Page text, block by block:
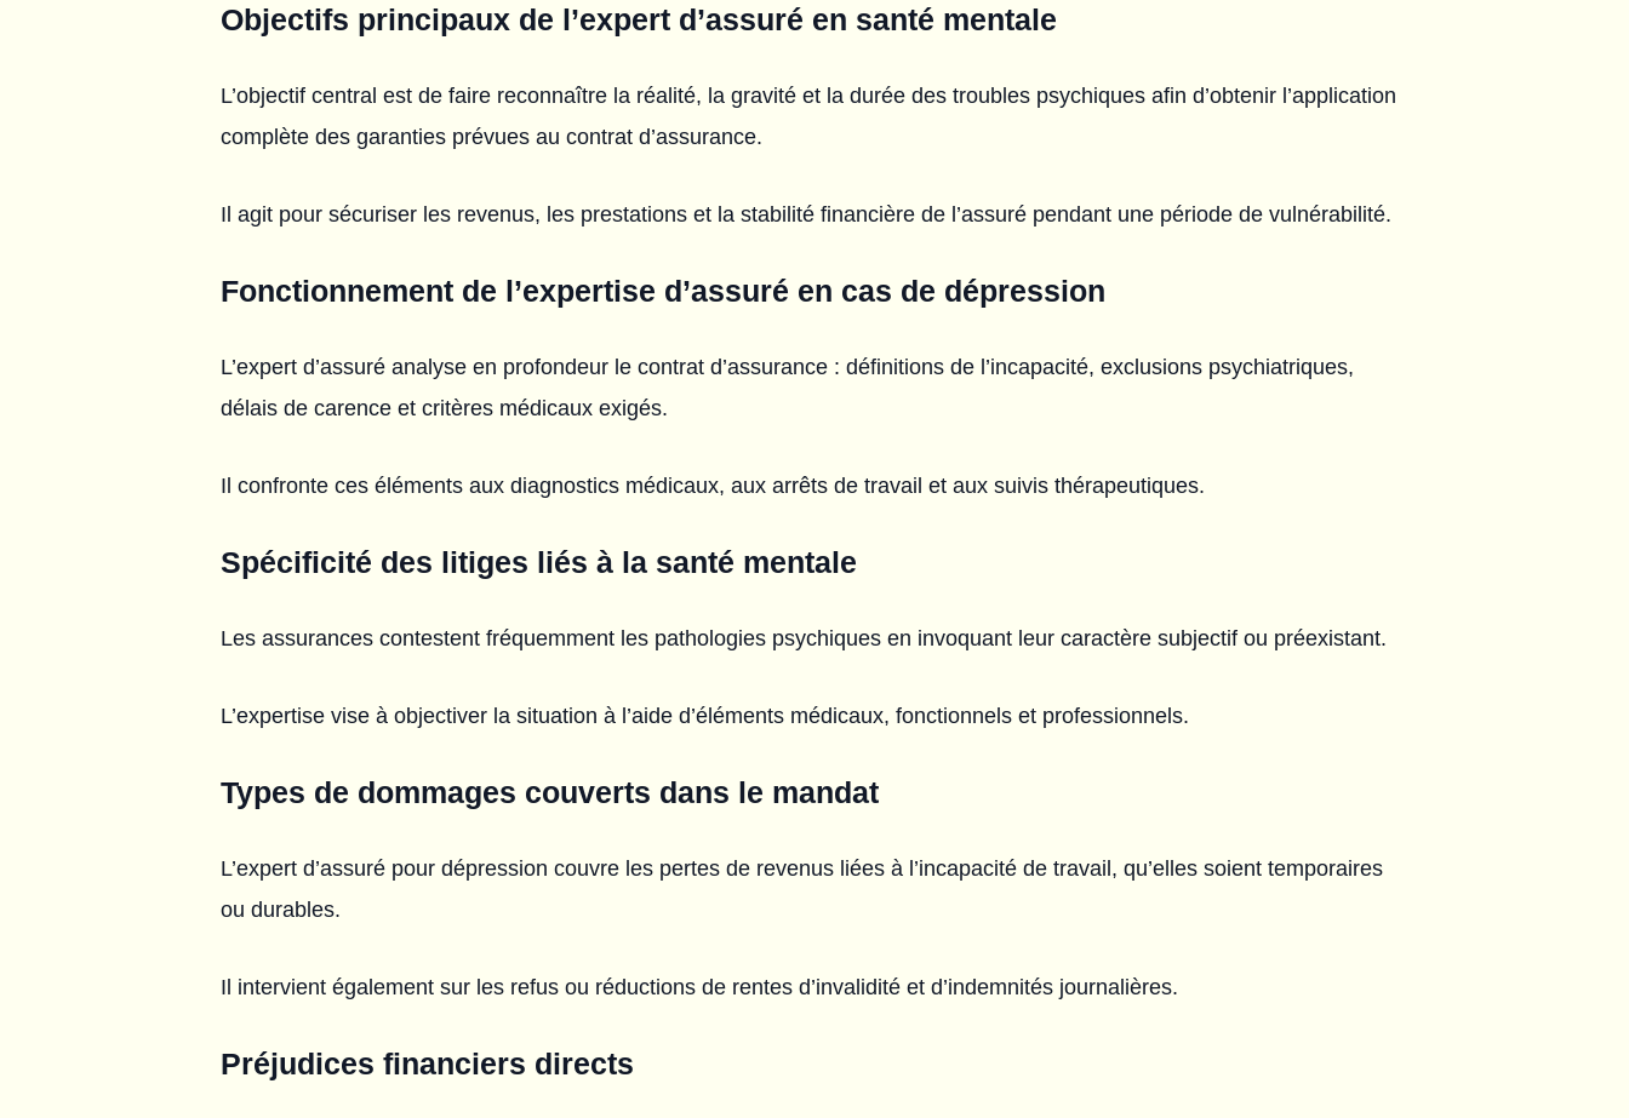
Objectifs principaux de l’expert d’assuré en santé mentale
L’objectif central est de faire reconnaître la réalité, la gravité et la durée des troubles psychiques afin d’obtenir l’application
complète des garanties prévues au contrat d’assurance.
Il agit pour sécuriser les revenus, les prestations et la stabilité financière de l’assuré pendant une période de vulnérabilité.
Fonctionnement de l’expertise d’assuré en cas de dépression
L’expert d’assuré analyse en profondeur le contrat d’assurance : définitions de l’incapacité, exclusions psychiatriques,
délais de carence et critères médicaux exigés.
Il confronte ces éléments aux diagnostics médicaux, aux arrêts de travail et aux suivis thérapeutiques.
Spécificité des litiges liés à la santé mentale
Les assurances contestent fréquemment les pathologies psychiques en invoquant leur caractère subjectif ou préexistant.
L’expertise vise à objectiver la situation à l’aide d’éléments médicaux, fonctionnels et professionnels.
Types de dommages couverts dans le mandat
L’expert d’assuré pour dépression couvre les pertes de revenus liées à l’incapacité de travail, qu’elles soient temporaires
ou durables.
Il intervient également sur les refus ou réductions de rentes d’invalidité et d’indemnités journalières.
Préjudices financiers directs